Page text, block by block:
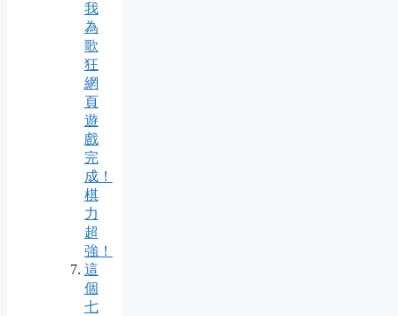
我
為
歌
狂
網
頁
遊
戲
完
成！
棋
力
超
強！
這
個
七